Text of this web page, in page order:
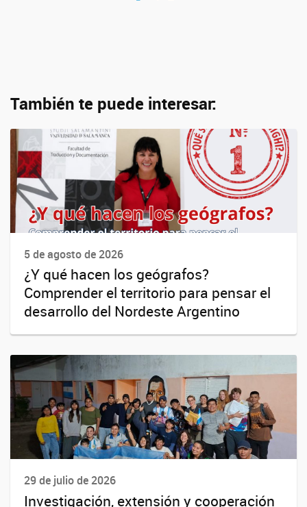
También te puede interesar:
5 de agosto de 2026
¿Y qué hacen los geógrafos?
Comprender el territorio para pensar el
desarrollo del Nordeste Argentino
29 de julio de 2026
Investigación, extensión y cooperación